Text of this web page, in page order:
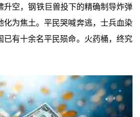
升空，钢铁巨兽投下的精确制导炸弹
化为焦土。平民哭喊奔逃，士兵血染
已有十余名平民殒命。火药桶，终究